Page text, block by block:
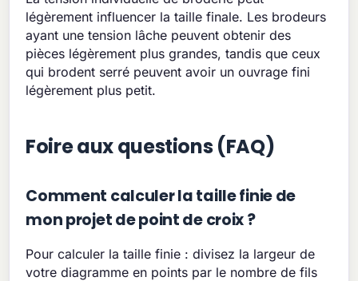
légèrement influencer la taille finale. Les brodeurs
ayant une tension lâche peuvent obtenir des
pièces légèrement plus grandes, tandis que ceux
qui brodent serré peuvent avoir un ouvrage fini
légèrement plus petit.
Foire aux questions (FAQ)
Comment calculer la taille finie de
mon projet de point de croix ?
Pour calculer la taille finie : divisez la largeur de
votre diagramme en points par le nombre de fils